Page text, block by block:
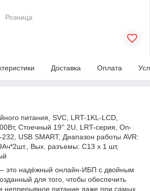
Розница
Доставка Оплата
питания, SVC, LRT-1KL-LCD,
Стоечный 19'' 2U, LRT-серия, On-
USB SMART, Диапазон работы AVR:
Вых. разъемы: С13 х 1 шт,
это надёжный онлайн-ИБП с двойным
для того, чтобы обеспечить
непрерывное питание даже при самых